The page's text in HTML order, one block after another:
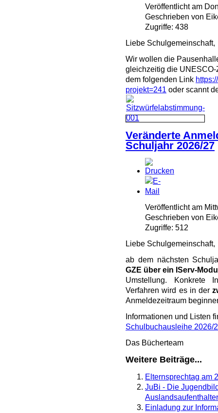
Veröffentlicht am
Geschrieben von
Zugriffe: 438
Liebe Schulgemeinschaft,
Wir wollen die
gleichzeitig die
dem folgenden Link
projekt=241 oder scannt
Veränderte
Schuljahr 2026/27
Veröffentlicht am
Geschrieben von
Zugriffe: 512
Liebe Schulgemeinschaft,
ab dem nächsten
GZE über ein IServ-
Umstellung. Konkrete
Verfahren wird es in der
Anmeldezeitraum
Informationen und Listen
Schulbuchausleihe 2026/
Das Bücherteam
Weitere Beiträge...
Elternsprechtag am
JuBi - Die
Einladung zur